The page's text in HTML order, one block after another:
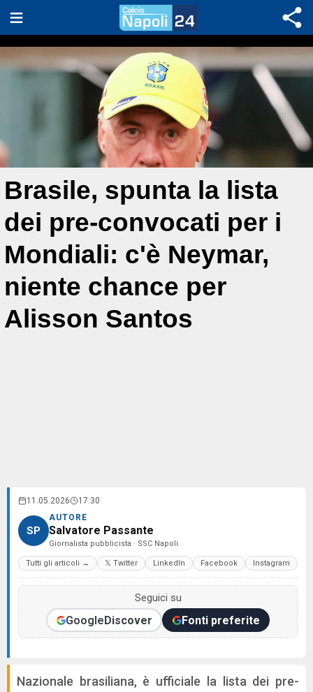
Brasile, spunta la lista
dei pre-convocati per i
Mondiali: c'è Neymar,
niente chance per
Alisson Santos
11.05.2026 17:30
SP
AUTORE
Salvatore Passante
Giornalista pubblicista · SSC Napoli
Tutti gli articoli → 𝕏 Twitter LinkedIn Facebook Instagram
Seguici su
GoogleDiscover Fonti preferite
Nazionale brasiliana, è ufficiale la lista dei pre-